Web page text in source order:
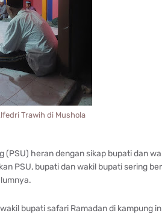
Trawih di Mushola
(PSU) heran dengan sikap bupati dan
PSU, bupati dan wakil bupati sering
bupati safari Ramadan di kampung